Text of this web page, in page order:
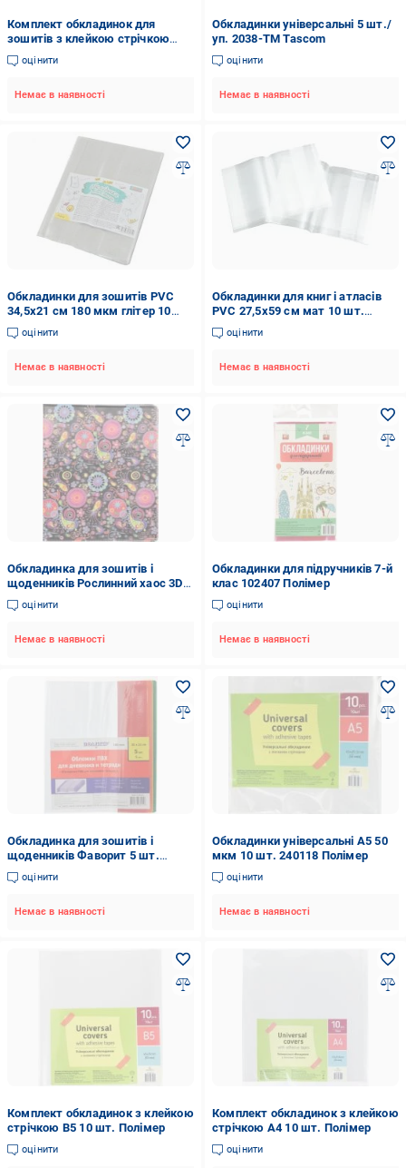
Комплект обкладинок для
зошитів з клейкою стрічкою
WB2 5 шт. Tascom
оцінити
Немає в наявності
Обкладинки універсальні 5 шт./
уп. 2038-ТМ Tascom
оцінити
Немає в наявності
Обкладинки для зошитів PVC
34,5x21 см 180 мкм глітер 10
шт. 911097 YES
оцінити
Немає в наявності
Обкладинки для книг і атласів
PVC 27,5x59 см мат 10 шт.
910633 YES
оцінити
Немає в наявності
Обкладинка для зошитів і
щоденників Рослинний хаос 3D
Полімер
оцінити
Немає в наявності
Обкладинки для підручників 7-й
клас 102407 Полімер
оцінити
Немає в наявності
Обкладинка для зошитів і
щоденників Фаворит 5 шт.
240111 Полімер
оцінити
Немає в наявності
Обкладинки універсальні А5 50
мкм 10 шт. 240118 Полімер
оцінити
Немає в наявності
Комплект обкладинок з клейкою
стрічкою В5 10 шт. Полімер
оцінити
Комплект обкладинок з клейкою
стрічкою А4 10 шт. Полімер
оцінити